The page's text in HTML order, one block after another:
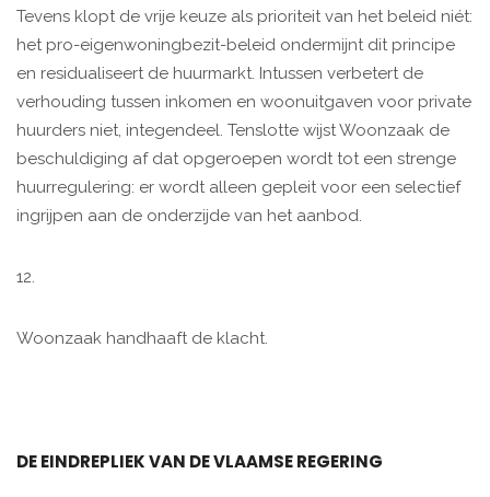
Tevens klopt de vrije keuze als prioriteit van het beleid niét:
het pro-eigenwoningbezit-beleid ondermijnt dit principe
en residualiseert de huurmarkt. Intussen verbetert de
verhouding tussen inkomen en woonuitgaven voor private
huurders niet, integendeel. Tenslotte wijst Woonzaak de
beschuldiging af dat opgeroepen wordt tot een strenge
huurregulering: er wordt alleen gepleit voor een selectief
ingrijpen aan de onderzijde van het aanbod.
12.
Woonzaak handhaaft de klacht.
DE EINDREPLIEK VAN DE VLAAMSE REGERING